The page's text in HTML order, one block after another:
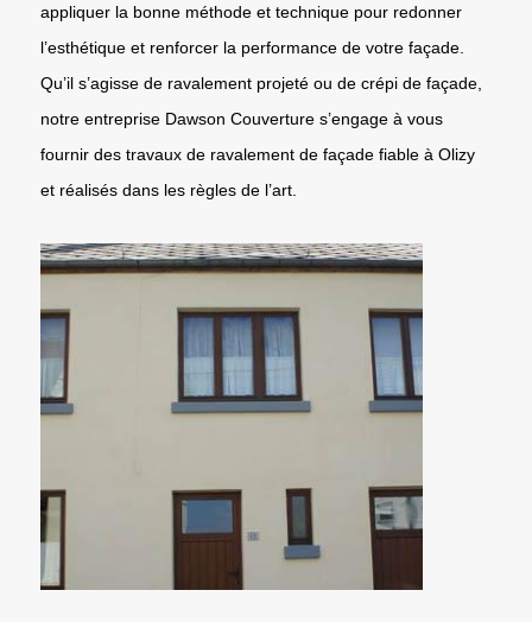
appliquer la bonne méthode et technique pour redonner
l’esthétique et renforcer la performance de votre façade.
Qu’il s’agisse de ravalement projeté ou de crépi de façade,
notre entreprise Dawson Couverture s’engage à vous
fournir des travaux de ravalement de façade fiable à Olizy
et réalisés dans les règles de l’art.